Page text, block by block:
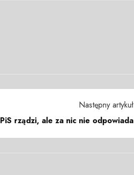
Następny artykuł
PiS rządzi, ale za nic nie odpowiada